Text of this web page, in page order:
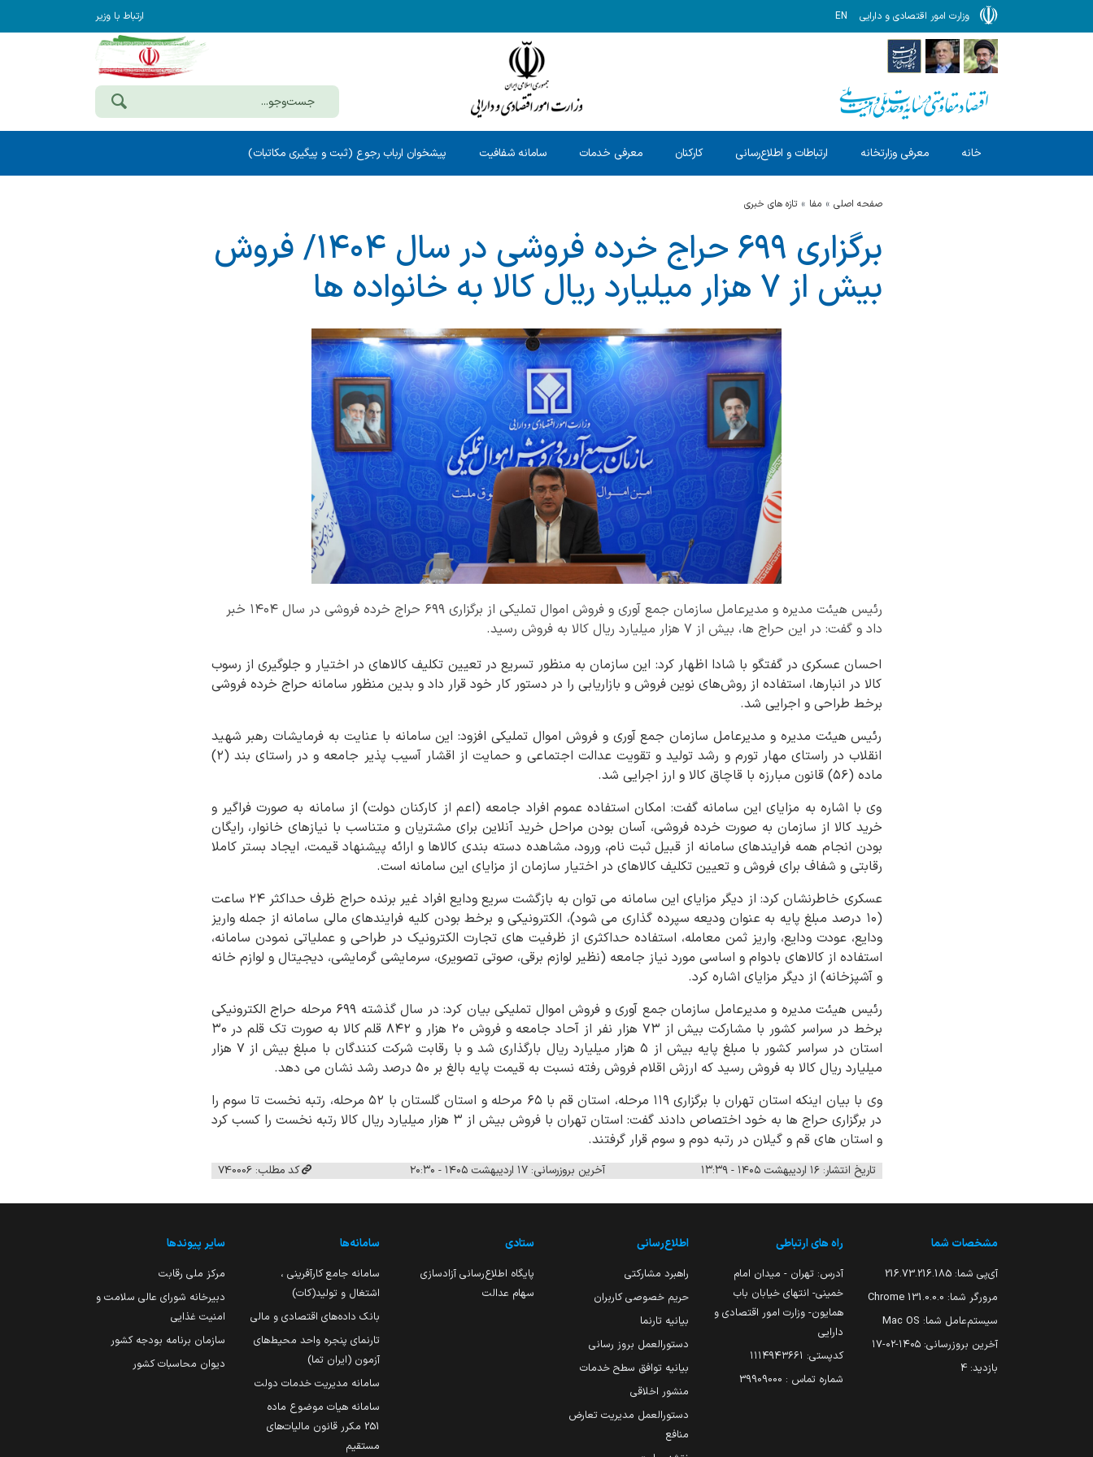
وزارت امور اقتصادی و دارایی EN ارتباط با وزیر
خانه معرفی وزارتخانه ارتباطات و اطلاع‌رسانی کارکنان معرفی خدمات سامانه شفافیت پیشخوان ارباب رجوع (ثبت و پیگیری مکاتبات)
صفحه اصلی مفا تازه های خبری
برگزاری ۶۹۹ حراج خرده فروشی در سال ۱۴۰۴/ فروش
بیش از ۷ هزار میلیارد ریال کالا به خانواده ها
رئیس هیئت مدیره و مدیرعامل سازمان جمع آوری و فروش اموال تملیکی از برگزاری ۶۹۹ حراج خرده فروشی در سال ۱۴۰۴ خبر
داد و گفت: در این حراج ها، بیش از ۷ هزار میلیارد ریال کالا به فروش رسید.
احسان عسکری در گفتگو با شادا اظهار کرد: این سازمان به منظور تسریع در تعیین تکلیف کالاهای در اختیار و جلوگیری از رسوب
کالا در انبارها، استفاده از روش‌های نوین فروش و بازاریابی را در دستور کار خود قرار داد و بدین منظور سامانه حراج خرده فروشی
برخط طراحی و اجرایی شد.
رئیس هیئت مدیره و مدیرعامل سازمان جمع آوری و فروش اموال تملیکی افزود: این سامانه با عنایت به فرمایشات رهبر شهید
انقلاب در راستای مهار تورم و رشد تولید و تقویت عدالت اجتماعی و حمایت از اقشار آسیب پذیر جامعه و در راستای بند (۲)
ماده (۵۶) قانون مبارزه با قاچاق کالا و ارز اجرایی شد.
وی با اشاره به مزایای این سامانه گفت: امکان استفاده عموم افراد جامعه (اعم از کارکنان دولت) از سامانه به صورت فراگیر و
خرید کالا از سازمان به صورت خرده فروشی، آسان بودن مراحل خرید آنلاین برای مشتریان و متناسب با نیازهای خانوار، رایگان
بودن انجام همه فرایندهای سامانه از قبیل ثبت نام، ورود، مشاهده دسته بندی کالاها و ارائه پیشنهاد قیمت، ایجاد بستر کاملا
رقابتی و شفاف برای فروش و تعیین تکلیف کالاهای در اختیار سازمان از مزایای این سامانه است.
عسکری خاطرنشان کرد: از دیگر مزایای این سامانه می توان به بازگشت سریع ودایع افراد غیر برنده حراج ظرف حداکثر ۲۴ ساعت
(۱۰ درصد مبلغ پایه به عنوان ودیعه سپرده گذاری می شود)، الکترونیکی و برخط بودن کلیه فرایندهای مالی سامانه از جمله واریز
ودایع، عودت ودایع، واریز ثمن معامله، استفاده حداکثری از ظرفیت های تجارت الکترونیک در طراحی و عملیاتی نمودن سامانه،
استفاده از کالاهای بادوام و اساسی مورد نیاز جامعه (نظیر لوازم برقی، صوتی تصویری، سرمایشی گرمایشی، دیجیتال و لوازم خانه
و آشپزخانه) از دیگر مزایای اشاره کرد.
رئیس هیئت مدیره و مدیرعامل سازمان جمع آوری و فروش اموال تملیکی بیان کرد: در سال گذشته ۶۹۹ مرحله حراج الکترونیکی
برخط در سراسر کشور با مشارکت بیش از ۷۳ هزار نفر از آحاد جامعه و فروش ۲۰ هزار و ۸۴۲ قلم کالا به صورت تک قلم در ۳۰
استان در سراسر کشور با مبلغ پایه بیش از ۵ هزار میلیارد ریال بارگذاری شد و با رقابت شرکت کنندگان با مبلغ بیش از ۷ هزار
میلیارد ریال کالا به فروش رسید که ارزش اقلام فروش رفته نسبت به قیمت پایه بالغ بر ۵۰ درصد رشد نشان می دهد.
وی با بیان اینکه استان تهران با برگزاری ۱۱۹ مرحله، استان قم با ۶۵ مرحله و استان گلستان با ۵۲ مرحله، رتبه نخست تا سوم را
در برگزاری حراج ها به خود اختصاص دادند گفت: استان تهران با فروش بیش از ۳ هزار میلیارد ریال کالا رتبه نخست را کسب کرد
و استان های قم و گیلان در رتبه دوم و سوم قرار گرفتند.
تاریخ انتشار: ۱۶ اردیبهشت ۱۴۰۵ - ۱۳:۳۹ آخرین بروزرسانی: ۱۷ اردیبهشت ۱۴۰۵ - ۲۰:۳۰ کد مطلب: 740006
مشخصات شما
آی‌پی شما: 216.73.216.185
مرورگر شما: 131.0.0.0 Chrome
سیستم‌عامل شما: Mac OS
آخرین بروزرسانی: ۱۴۰۵-۰۲-۱۷
بازدید: 4
راه های ارتباطی
آدرس: تهران - میدان امام
خمینی- انتهای خیابان باب
همایون- وزارت امور اقتصادی و
دارایی
کدپستی: ۱۱۱۴۹۴۳۶۶۱
شماره تماس : 39909000
اطلاع‌رسانی
راهبرد مشارکتی
حریم خصوصی کاربران
بیانیه تارنما
دستورالعمل بروز رسانی
بیانیه توافق سطح خدمات
منشور اخلاقی
دستورالعمل مدیریت تعارض
منافع
ستادی
پایگاه اطلاع‌رسانی آزادسازی
سهام عدالت
سامانه‌ها
سامانه جامع کارآفرینی ،
اشتغال و تولید(کات)
بانک داده‌های اقتصادی و مالی
تارنمای پنجره واحد محیط‌های
آزمون (ایران تما)
سامانه مدیریت خدمات دولت
سامانه هیات موضوع ماده
251 مکرر قانون مالیات‌های
مستقیم
سایر پیوندها
مرکز ملی رقابت
دبیرخانه شورای عالی سلامت و
امنیت غذایی
سازمان برنامه بودجه کشور
دیوان محاسبات کشور